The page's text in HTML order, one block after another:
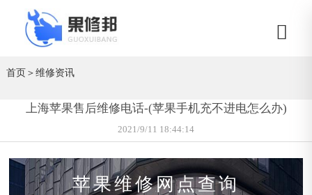
首页＞维修资讯
上海苹果售后维修电话-(苹果手机充不进电怎么办)
2021/9/11 18:44:14
苹果维修网点查询